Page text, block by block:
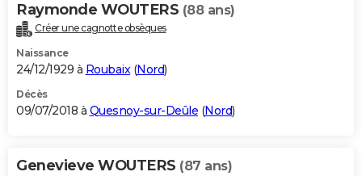
Raymonde WOUTERS (88 ans)
Créer une cagnotte obsèques
Naissance
24/12/1929 à Roubaix(Nord)
Décès
09/07/2018 à Quesnoy-sur-Deûle (Nord)
Genevieve WOUTERS (87 ans)